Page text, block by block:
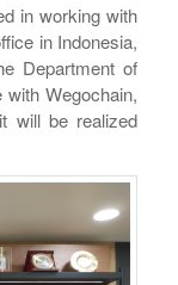
in working with
in Indonesia,
Department of
Wegochain,
will be realized